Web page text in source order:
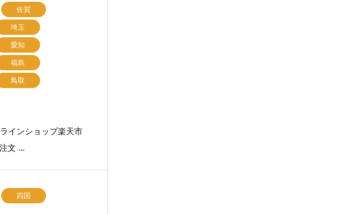
佐賀
埼玉
愛知
福島
鳥取
インショップ楽天市
文 …
四国